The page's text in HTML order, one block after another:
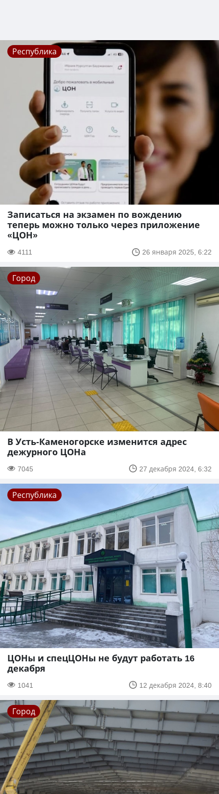
Республика
Записаться на экзамен по вождению
теперь можно только через приложение
«ЦОН»
4111 26 января 2025, 6:22
Город
В Усть-Каменогорске изменится адрес
дежурного ЦОНа
7045 27 декабря 2024, 6:32
Республика
ЦОНы и спецЦОНы не будут работать 16
декабря
1041 12 декабря 2024, 8:40
Город